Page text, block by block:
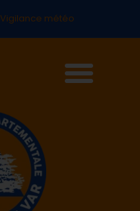
Vigilance météo